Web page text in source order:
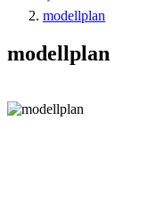
modellplan
modellplan